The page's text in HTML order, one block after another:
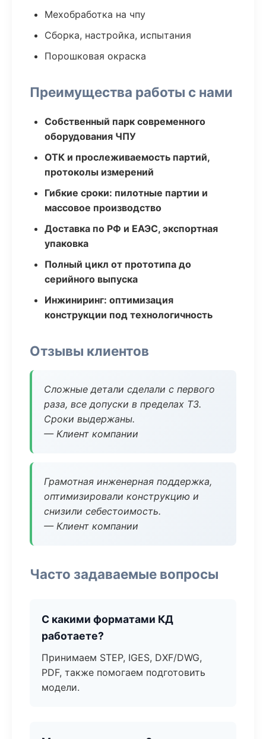
Мехобработка на чпу
Сборка, настройка, испытания
Порошковая окраска
Преимущества работы с нами
Собственный парк современного
оборудования ЧПУ
ОТК и прослеживаемость партий,
протоколы измерений
Гибкие сроки: пилотные партии и
массовое производство
Доставка по РФ и ЕАЭС, экспортная
упаковка
Полный цикл от прототипа до
серийного выпуска
Инжиниринг: оптимизация
конструкции под технологичность
Отзывы клиентов
Сложные детали сделали с первого
раза, все допуски в пределах ТЗ.
Сроки выдержаны.
— Клиент компании
Грамотная инженерная поддержка,
оптимизировали конструкцию и
снизили себестоимость.
— Клиент компании
Часто задаваемые вопросы
С какими форматами КД
работаете?
Принимаем STEP, IGES, DXF/DWG,
PDF, также помогаем подготовить
модели.